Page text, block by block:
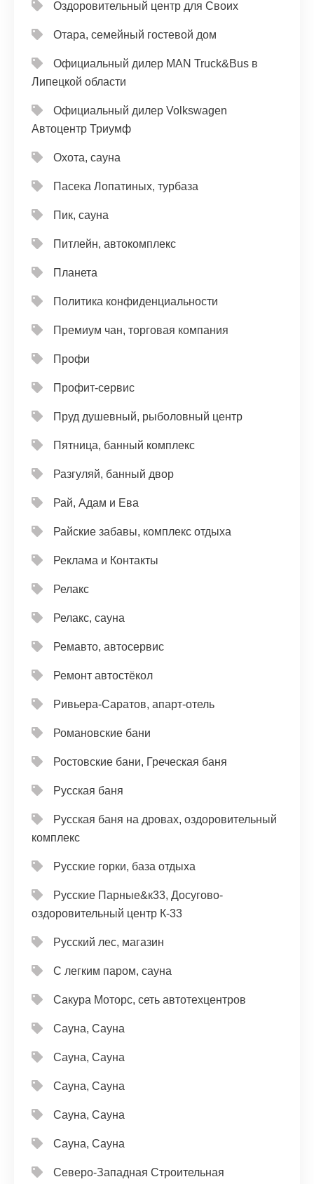
Оздоровительный центр для Своих
Отара, семейный гостевой дом
Официальный дилер MAN Truck&Bus в
Липецкой области
Официальный дилер Volkswagen
Автоцентр Триумф
Охота, сауна
Пасека Лопатиных, турбаза
Пик, сауна
Питлейн, автокомплекс
Планета
Политика конфиденциальности
Премиум чан, торговая компания
Профи
Профит-сервис
Пруд душевный, рыболовный центр
Пятница, банный комплекс
Разгуляй, банный двор
Рай, Адам и Ева
Райские забавы, комплекс отдыха
Реклама и Контакты
Релакс
Релакс, сауна
Ремавто, автосервис
Ремонт автостёкол
Ривьера-Саратов, апарт-отель
Романовские бани
Ростовские бани, Греческая баня
Русская баня
Русская баня на дровах, оздоровительный
комплекс
Русские горки, база отдыха
Русские Парные&к33, Досугово-
оздоровительный центр К-33
Русский лес, магазин
С легким паром, сауна
Сакура Моторс, сеть автотехцентров
Сауна, Сауна
Сауна, Сауна
Сауна, Сауна
Сауна, Сауна
Сауна, Сауна
Северо-Западная Строительная